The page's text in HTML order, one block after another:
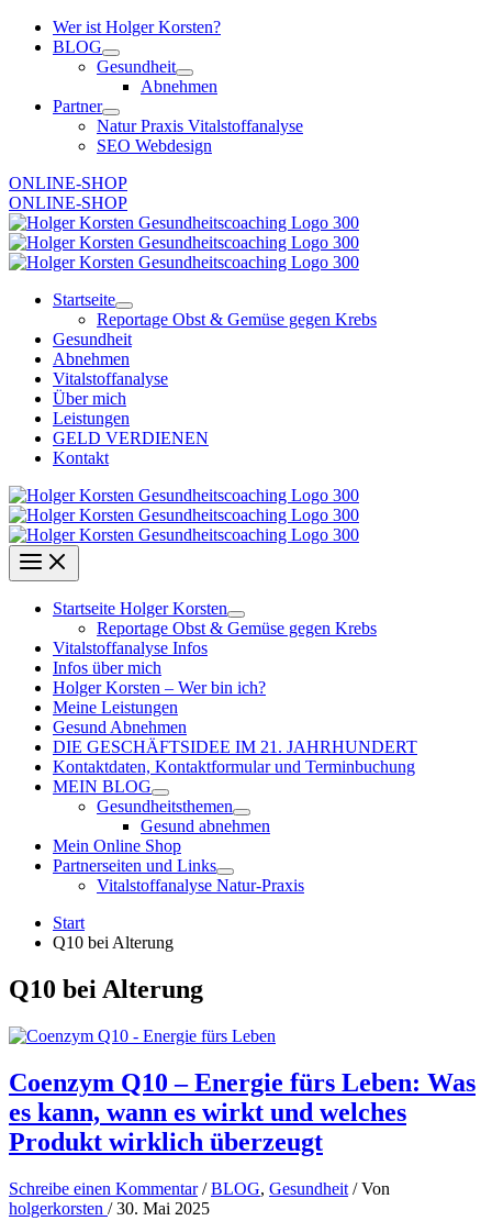
Zum
Inhalt
Wer ist Holger Korsten?
BLOG
Gesundheit
Abnehmen
Partner
Natur Praxis Vitalstoffanalyse
SEO Webdesign
ONLINE-SHOP
ONLINE-SHOP
Startseite
Reportage Obst & Gemüse gegen Krebs
Gesundheit
Abnehmen
Vitalstoffanalyse
Über mich
Leistungen
GELD VERDIENEN
Kontakt
Startseite Holger Korsten
Reportage Obst & Gemüse gegen Krebs
Vitalstoffanalyse Infos
Infos über mich
Holger Korsten – Wer bin ich?
Meine Leistungen
Gesund Abnehmen
DIE GESCHÄFTSIDEE IM 21. JAHRHUNDERT
Kontaktdaten, Kontaktformular und Terminbuchung
MEIN BLOG
Gesundheitsthemen
Gesund abnehmen
Mein Online Shop
Partnerseiten und Links
Vitalstoffanalyse Natur-Praxis
Start
Q10 bei Alterung
Q10 bei Alterung
Coenzym Q10 – Energie fürs Leben: Was
es kann, wann es wirkt und welches
Produkt wirklich überzeugt
Schreibe einen Kommentar /BLOG, Gesundheit / Von
holgerkorsten /30. Mai 2025